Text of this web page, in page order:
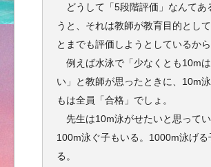
どうして「5段階評価」なんてあ
うと、それは教師が教育目的とし
とまでも評価しようとしているから
例えば水泳で「少なくとも10m
い」と教師が思ったときに、10m
もは全員「合格」でしょ。
先生は10m泳がせたいと思って
100m泳ぐ子もいる。1000m泳げる
る。